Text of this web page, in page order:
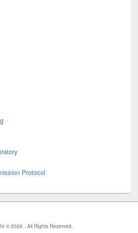
Protocol
© 2026 . All Rights Reserved.